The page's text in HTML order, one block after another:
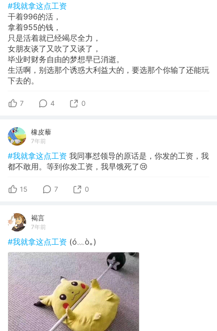
#我就拿这点工资
干着996的活，
拿着955的钱，
只是活着就已经竭尽全力，
女朋友谈了又吹了又谈了，
毕业时财务自由的梦想早已消逝。
生活啊，别选那个诱惑大利益大的，要选那个你输了还能玩
下去的。
7 4 0
橡皮藜
7年前
#我就拿这点工资 我同事怼领导的原话是，你发的工资，我
都不敢用。等到你发工资，我早饿死了😢
15 7 0
褐言
7年前
#我就拿这点工资 (ó﹏ò｡)